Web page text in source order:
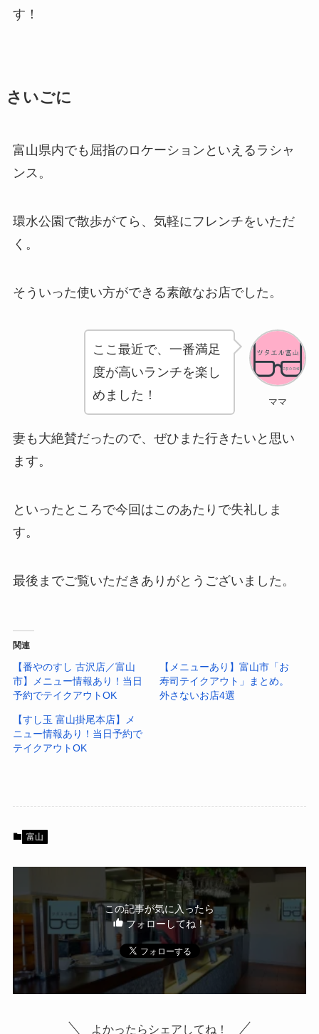
す！
さいごに
富山県内でも屈指のロケーションといえるラシャ
ンス。
環水公園で散歩がてら、気軽にフレンチをいただ
く。
そういった使い方ができる素敵なお店でした。
ママ
ここ最近で、一番満足
度が高いランチを楽し
めました！
妻も大絶賛だったので、ぜひまた行きたいと思い
ます。
といったところで今回はこのあたりで失礼しま
す。
最後までご覧いただきありがとうございました。
関連
【番やのすし 古沢店／富山
市】メニュー情報あり！当日
予約でテイクアウトOK
【メニューあり】富山市「お
寿司テイクアウト」まとめ。
外さないお店4選
【すし玉 富山掛尾本店】メ
ニュー情報あり！当日予約で
テイクアウトOK
富山
この記事が気に入ったら
フォローしてね！
よかったらシェアしてね！